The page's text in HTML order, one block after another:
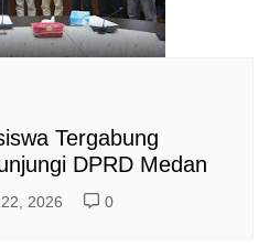
Tergabung
DPRD Medan
2026 0